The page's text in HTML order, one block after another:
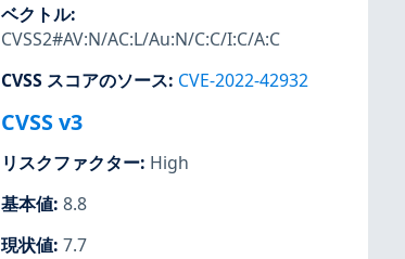
ベクトル:
CVSS2#AV:N/AC:L/Au:N/C:C/I:C/A:C
CVSS スコアのソース: CVE-2022-42932
CVSS v3
リスクファクター: High
基本値: 8.8
現状値: 7.7